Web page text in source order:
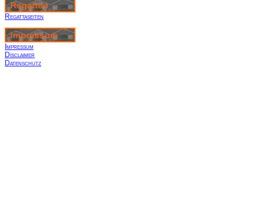
Regattaseiten
Impressum
Disclaimer
Datenschutz